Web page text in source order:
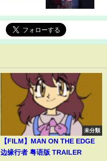
未分類
【FILM】MAN ON THE EDGE
边缘行者 粤语版 TRAILER